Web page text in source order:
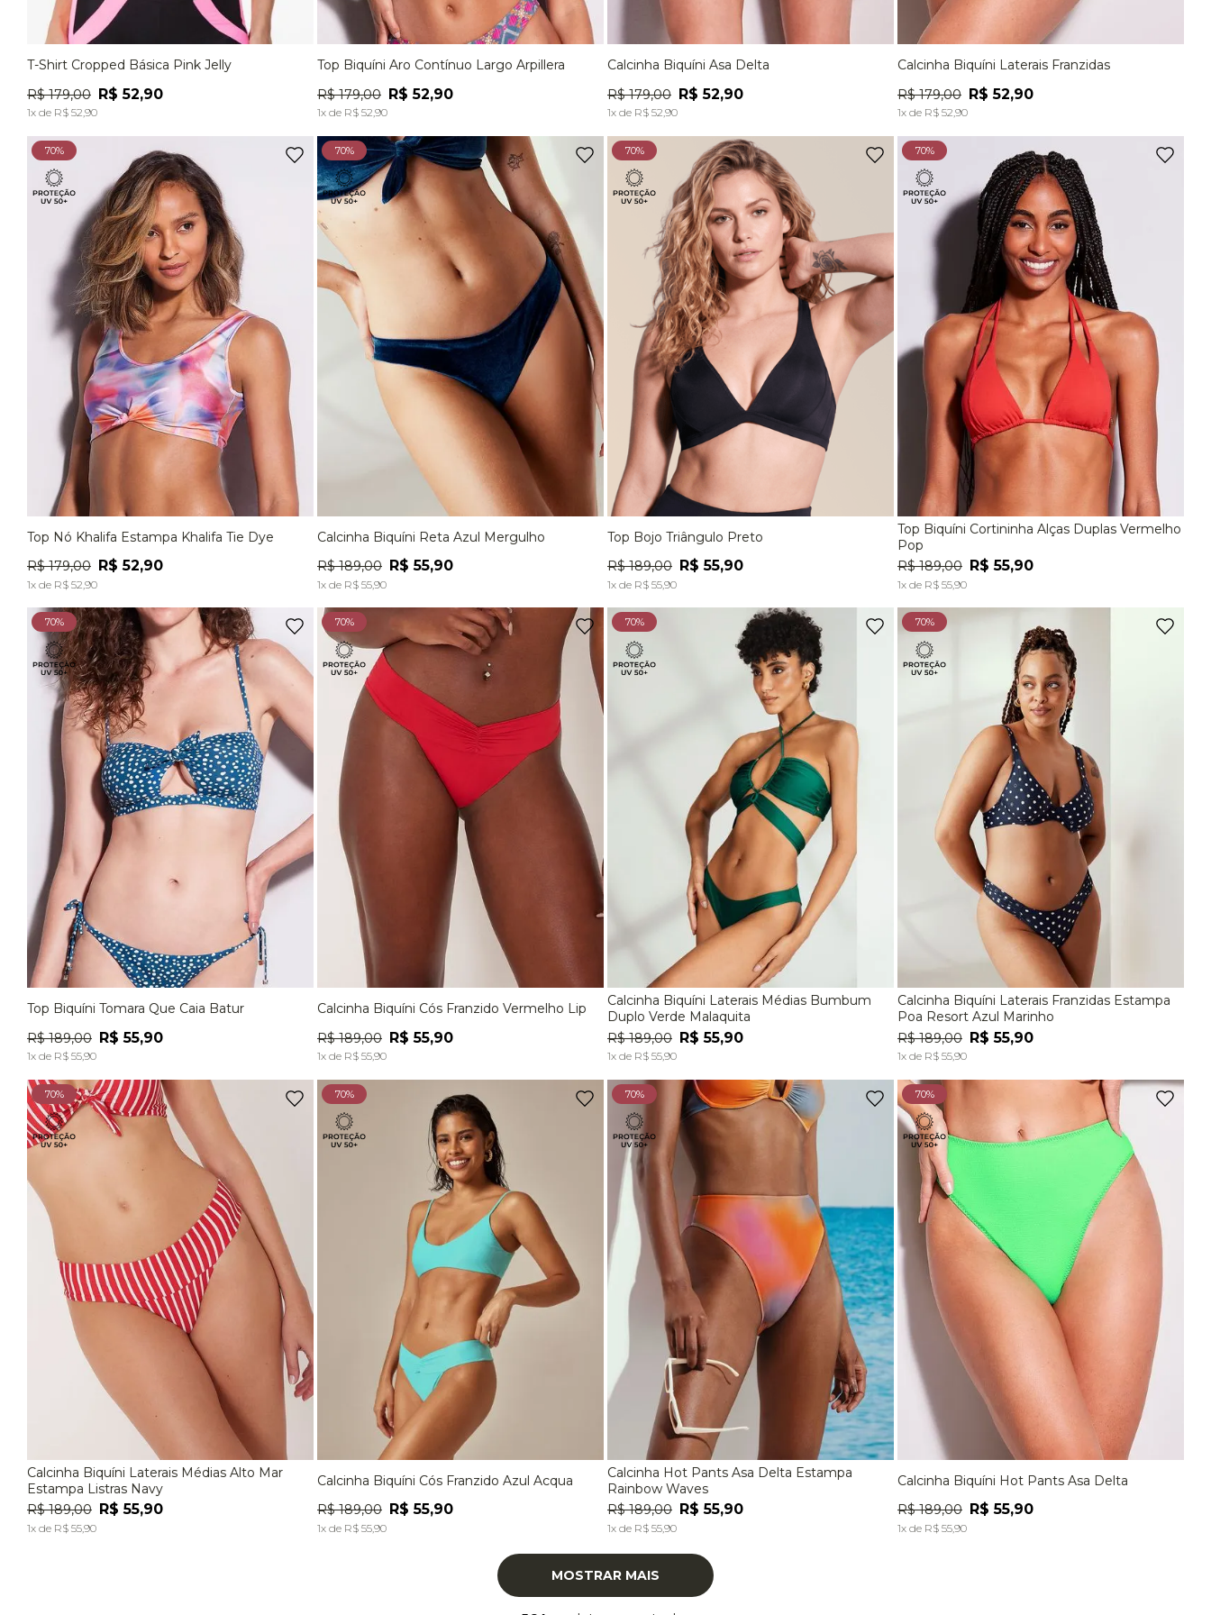
M
P G
ADICIONAR À SACOLA
T-Shirt Cropped Básica Pink Jelly
R$ 179,00 R$ 52,90
1x de R$ 52,90
G
M
P
ADICIONAR À SACOLA
Top Biquíni Aro Contínuo Largo Arpillera
R$ 179,00 R$ 52,90
1x de R$ 52,90
P M
ADICIONAR À SACOLA
Calcinha Biquíni Asa Delta
R$ 179,00 R$ 52,90
1x de R$ 52,90
G
P M
ADICIONAR À SACOLA
Calcinha Biquíni Laterais Franzidas
R$ 179,00 R$ 52,90
1x de R$ 52,90
70%
G
M
P
ADICIONAR À SACOLA
Top Nó Khalifa Estampa Khalifa Tie Dye
R$ 179,00 R$ 52,90
1x de R$ 52 ,90
70%
P M G
ADICIONAR À SACOLA
Calcinha Biquíni Reta Azul Mergulho
R$ 189,00 R$ 55,90
1x de R$ 55,90
70%
P M
ADICIONAR À SACOLA
Top Bojo Triângulo Preto
R$ 189,00 R$ 55,90
1x de R$ 55,90
70%
ADICIONAR À SACOLA
Top Biquíni Cortininha Alças Duplas Vermelho
Pop
R$ 189,00 R$ 55,90
1x de R$ 55,90
70%
M
P
ADICIONAR À SACOLA
Top Biquíni Tomara Que Caia Batur
R$ 189,00 R$ 55,90
1x de R$ 55,90
70%
G
M
P EG
ADICIONAR À SACOLA
Calcinha Biquíni Cós Franzido Vermelho Lip
R$ 189,00 R$ 55,90
1x de R$ 55,90
70%
M
P
ADICIONAR À SACOLA
Calcinha Biquíni Laterais Médias Bumbum
Duplo Verde Malaquita
R$ 189,00 R$ 55,90
1x de R$ 55,90
70%
P M
ADICIONAR À SACOLA
Calcinha Biquíni Laterais Franzidas Estampa
Poa Resort Azul Marinho
R$ 189,00 R$ 55,90
1x de R$ 55,90
70%
P M
ADICIONAR À SACOLA
Calcinha Biquíni Laterais Médias Alto Mar
Estampa Listras Navy
R$ 189,00 R$ 55,90
1x de R$ 55,90
70%
P M G
ADICIONAR À SACOLA
Calcinha Biquíni Cós Franzido Azul Acqua
R$ 189,00 R$ 55,90
1x de R$ 55,90
70%
P
ADICIONAR À SACOLA
Calcinha Hot Pants Asa Delta Estampa
Rainbow Waves
R$ 189,00 R$ 55,90
1x de R$ 55,90
70%
P M G
ADICIONAR À SACOLA
Calcinha Biquíni Hot Pants Asa Delta
R$ 189,00 R$ 55,90
1x de R$ 55,90
MOSTRAR MAIS